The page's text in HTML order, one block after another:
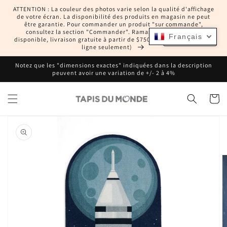
passer
au
contenu
ATTENTION : La couleur des photos varie selon la qualité d'affichage
de votre écran. La disponibilité des produits en magasin ne peut
être garantie. Pour commander un produit "sur commande",
consultez la section "Commander". Ramassage en magasin
disponible, livraison gratuite à partir de $750 CAD (commandes en
ligne seulement)
Notez que les "dimensions exactes" indiquées dans la description
peuvent avoir une variation de +/- 2 à 4%
Panier
informations
produits
Français
Français